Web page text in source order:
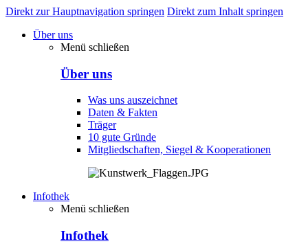
Direkt zur Hauptnavigation springen Direkt zum Inhalt springen
Über uns
Menü schließen
Über uns
Was uns auszeichnet
Daten & Fakten
Träger
10 gute Gründe
Mitgliedschaften, Siegel & Kooperationen
Infothek
Menü schließen
Infothek